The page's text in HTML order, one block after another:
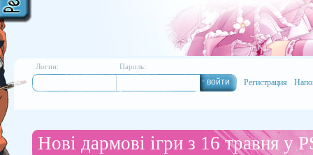
Логин: Пароль:
Регистрация
Нові дармові ігри з 16 травня у